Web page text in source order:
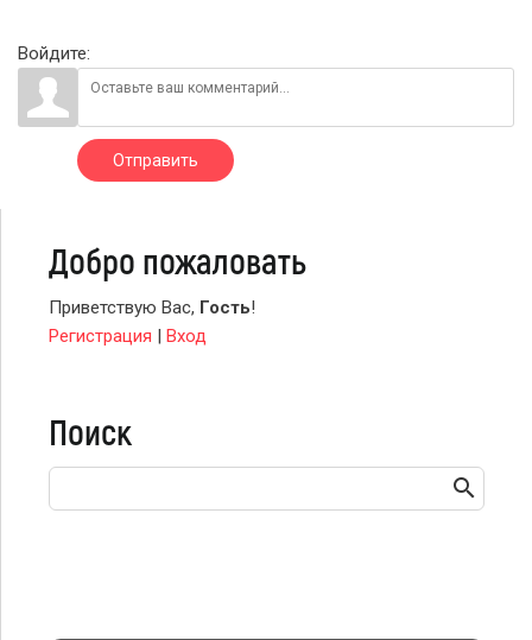
Войдите:
Отправить
Добро пожаловать
Приветствую Вас, Гость!
Регистрация | Вход
Поиск